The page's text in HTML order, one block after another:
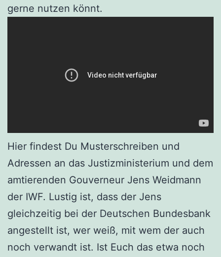
gerne nutzen könnt.
Hier findest Du Musterschreiben und
Adressen an das Justizministerium und dem
amtierenden Gouverneur Jens Weidmann
der IWF. Lustig ist, dass der Jens
gleichzeitig bei der Deutschen Bundesbank
angestellt ist, wer weiß, mit wem der auch
noch verwandt ist. Ist Euch das etwa noch